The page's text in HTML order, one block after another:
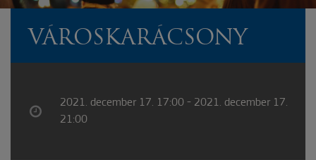
VÁROSKARÁCSONY
2021. december 17. 17:00 - 2021. december 17.
21:00